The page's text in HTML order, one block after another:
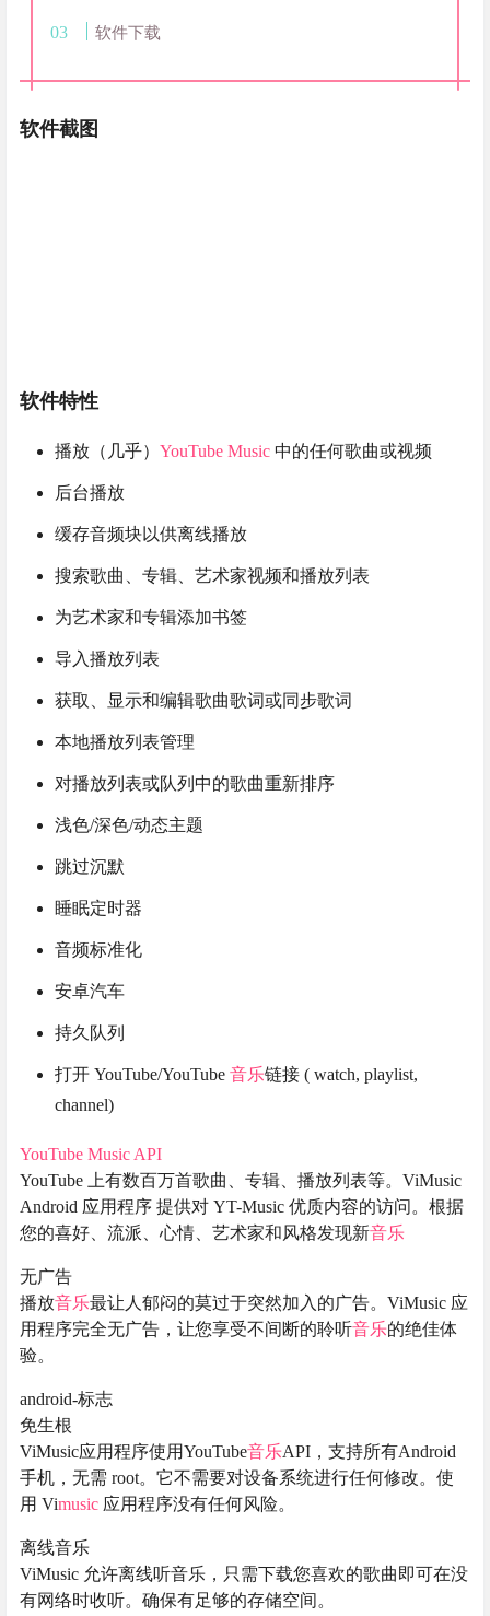
软件下载
软件截图
软件特性
播放（几乎） YouTube Music 中的任何歌曲或视频
后台播放
缓存音频块以供离线播放
搜索歌曲、专辑、艺术家视频和播放列表
为艺术家和专辑添加书签
导入播放列表
获取、显示和编辑歌曲歌词或同步歌词
本地播放列表管理
对播放列表或队列中的歌曲重新排序
浅色/深色/动态主题
跳过沉默
睡眠定时器
音频标准化
安卓汽车
持久队列
打开 YouTube/YouTube 音乐链接 ( watch, playlist,
channel)
YouTube Music API
YouTube 上有数百万首歌曲、专辑、播放列表等。ViMusic
Android 应用程序 提供对 YT-Music 优质内容的访问。根据
您的喜好、流派、心情、艺术家和风格发现新音乐
无广告
播放音乐最让人郁闷的莫过于突然加入的广告。ViMusic 应
用程序完全无广告，让您享受不间断的聆听音乐的绝佳体
验。
android-标志
免生根
ViMusic应用程序使用YouTube音乐API，支持所有Android
手机，无需 root。它不需要对设备系统进行任何修改。使
用 Vimusic 应用程序没有任何风险。
离线音乐
ViMusic 允许离线听音乐，只需下载您喜欢的歌曲即可在没
有网络时收听。确保有足够的存储空间。